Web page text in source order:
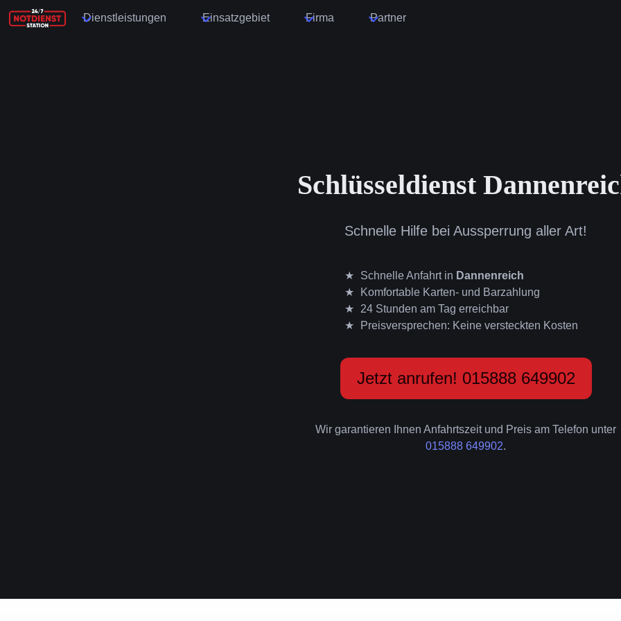
Dienstleistungen Einsatzgebiet Firma Partner
Schlüsseldienst
Schnelle Hilfe bei Aussperrung aller Art!
Schnelle Anfahrt in Dannenreich
Komfortable Karten- und Barzahlung
24 Stunden am Tag erreichbar
Preisversprechen: Keine versteckten Kosten
Jetzt anrufen! 015888 649902
Wir garantieren Ihnen Anfahrtszeit und Preis am Telefon unter
015888 649902.